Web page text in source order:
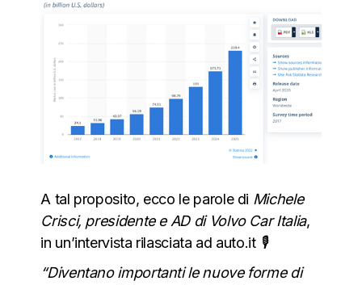
A tal proposito, ecco le parole di Michele
Crisci, presidente e AD di Volvo Car Italia,
in un’intervista rilasciata ad auto.it 🎙
“Diventano importanti le nuove forme di